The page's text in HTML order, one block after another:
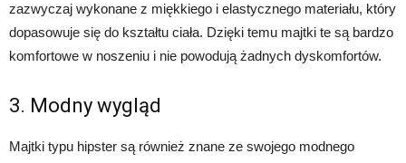
zazwyczaj wykonane z miękkiego i elastycznego materiału, który
dopasowuje się do kształtu ciała. Dzięki temu majtki te są bardzo
komfortowe w noszeniu i nie powodują żadnych dyskomfortów.
3. Modny wygląd
Majtki typu hipster są również znane ze swojego modnego